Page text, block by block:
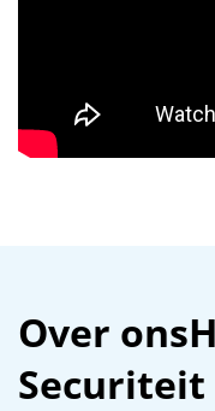
Over ons
Securiteit